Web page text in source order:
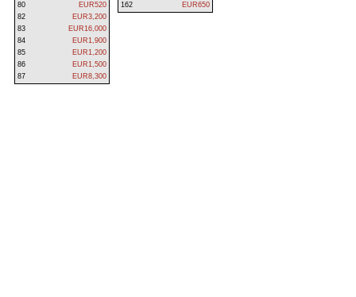
80
EUR520
82
EUR3,200
83
EUR16,000
84
EUR1,900
85
EUR1,200
86
EUR1,500
87
EUR8,300
162
EUR650